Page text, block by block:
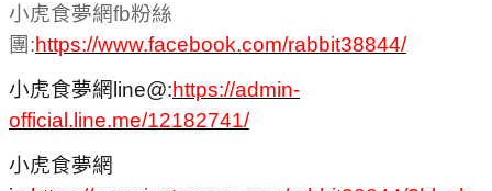
小虎食夢網fb粉絲
團:https://www.facebook.com/rabbit38844/
小虎食夢網line@:https://admin-
official.line.me/12182741/
小虎食夢網